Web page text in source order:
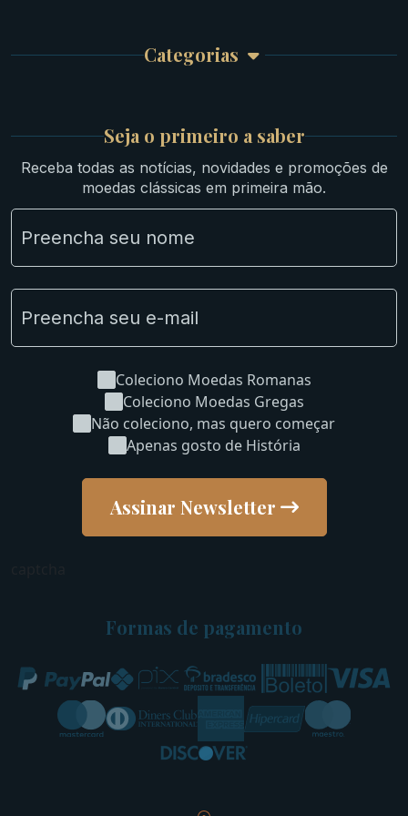
Atendimento
Categorias
Ouro
Ibéricas
Lotes Grandes
Material Numismático
NGC e NNC Encapsuladas
Novidades
Seja o primeiro a saber
Receba todas as notícias, novidades e promoções de
moedas clássicas em primeira mão.
Coleciono Moedas Romanas
Coleciono Moedas Gregas
Não coleciono, mas quero começar
Apenas gosto de História
Assinar Newsletter
Formas de pagamento